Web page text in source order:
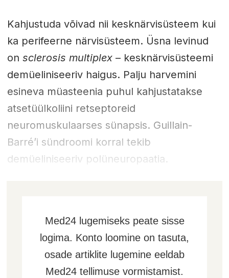
Kahjustuda võivad nii kesknärvisüsteem kui
ka perifeerne närvisüsteem. Üsna levinud
on sclerosis multiplex– kesknärvisüsteemi
demüeliniseeriv haigus. Palju harvemini
esineva müasteenia puhul kahjustatakse
atsetüülkoliini retseptoreid
neuromuskulaarses sünapsis. Guillain-
Barré’i sündroomi korral tekib
demüeliniseeriv polüneuropaatia.
Med24 lugemiseks peate sisse
logima. Konto loomine on tasuta,
osade artiklite lugemine eeldab
Med24 tellimuse vormistamist.